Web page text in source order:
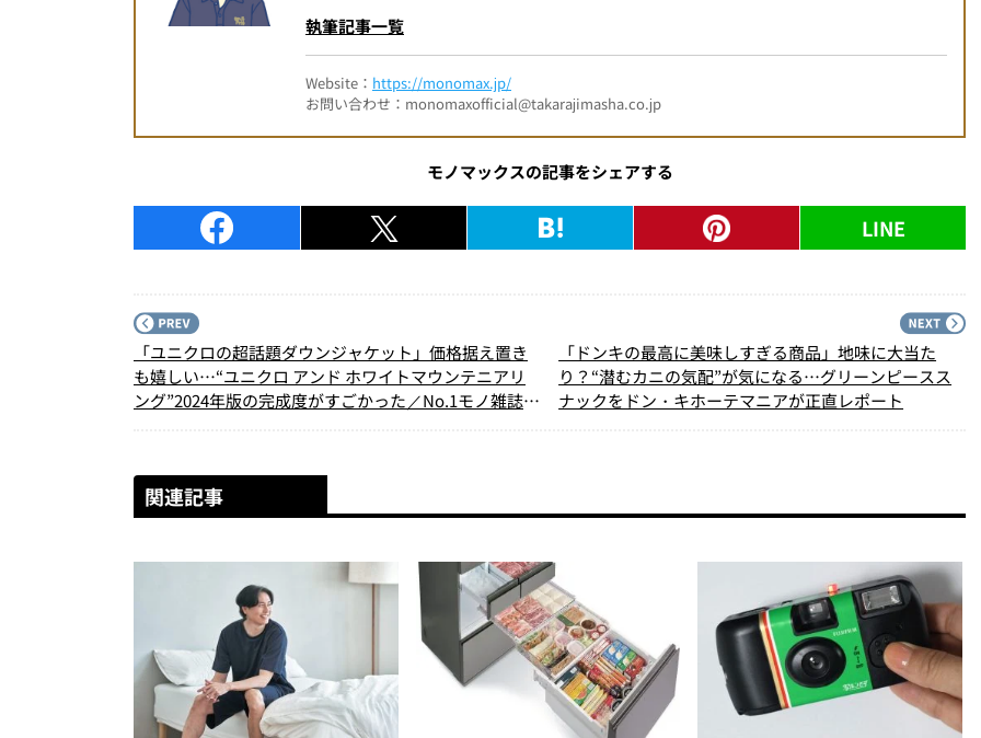
執筆記事一覧
Website： https://monomax.jp/
お問い合わせ：monomaxofficial@takarajimasha.co.jp
モノマックスの記事をシェアする
LINE
「ユニクロの超話題ダウンジャケット」価格据え置き
も嬉しい…“ユニクロ アンド ホワイトマウンテニアリ
ング”2024年版の完成度がすごかった／No.1モノ雑誌編
「ドンキの最高に美味しすぎる商品」地味に大当た
り？“潜むカニの気配”が気になる…グリーンピースス
ナックをドン・キホーテマニアが正直レポート
関連記事